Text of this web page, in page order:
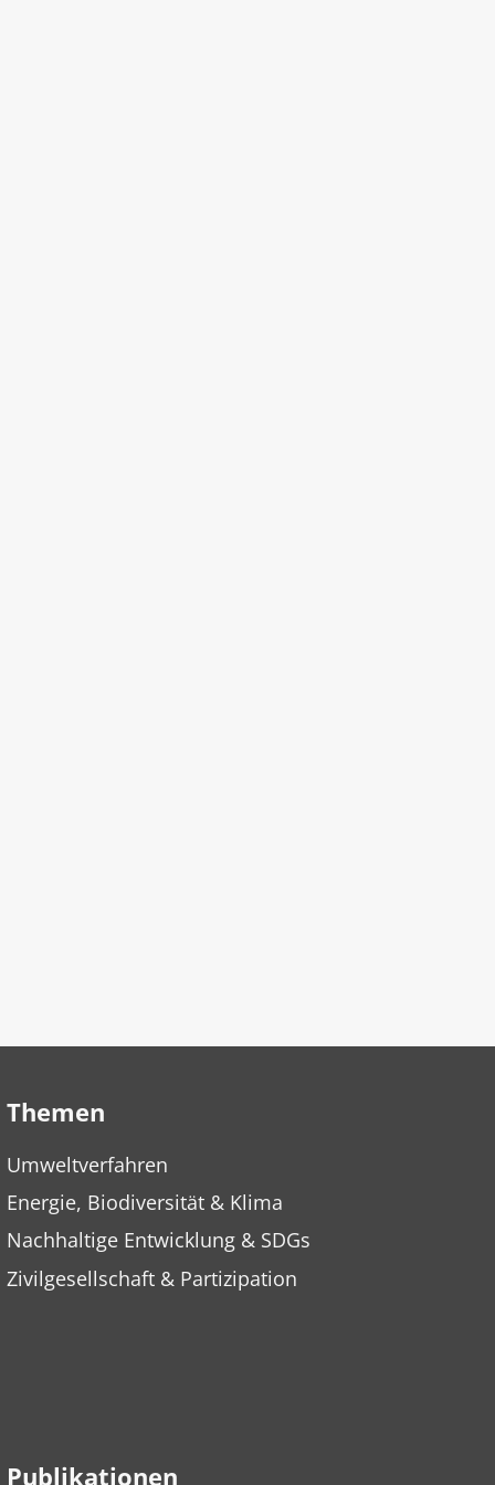
Themen
Umweltverfahren
Energie, Biodiversität & Klima
Nachhaltige Entwicklung & SDGs
Zivilgesellschaft & Partizipation
Publikationen